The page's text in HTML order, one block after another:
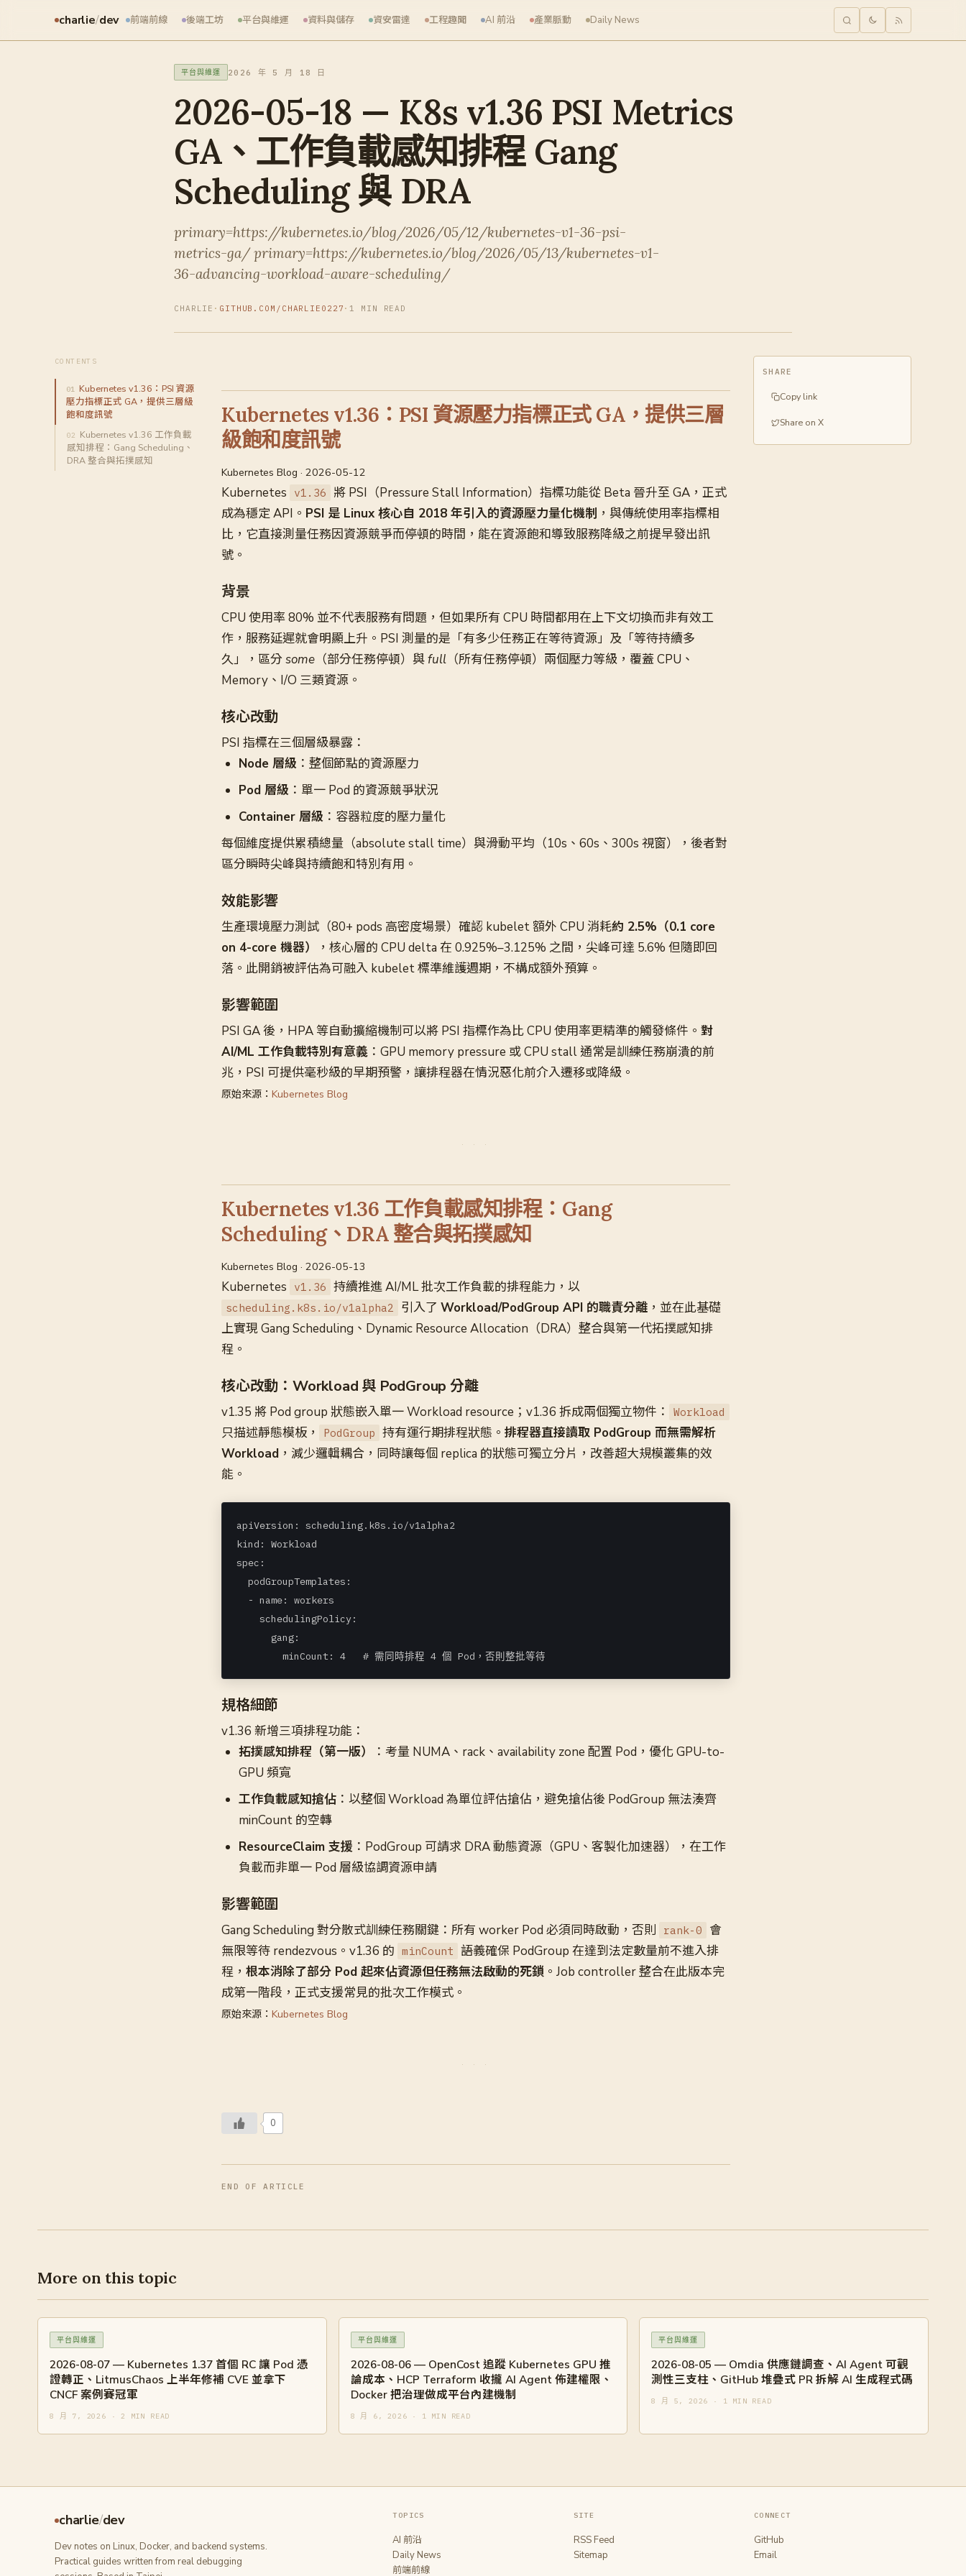
charlie/dev 前端前線 後端工坊 平台與維運 資料與儲存 資安雷達 工程趣聞 AI 前沿 產業脈動 Daily News
平台與維運 2026 年 5 月 18 日
2026-05-18 — K8s v1.36 PSI Metrics
GA、工作負載感知排程 Gang
Scheduling 與 DRA
primary=https://kubernetes.io/blog/2026/05/12/kubernetes-v1-36-psi-
metrics-ga/ primary=https://kubernetes.io/blog/2026/05/13/kubernetes-v1-
36-advancing-workload-aware-scheduling/
CHARLIE · GITHUB.COM/CHARLIE0227 · 1 MIN READ
CONTENTS
Kubernetes v1.36：PSI 資源
壓力指標正式 GA，提供三層級
飽和度訊號
Kubernetes v1.36 工作負載
感知排程：Gang Scheduling、
DRA 整合與拓撲感知
Kubernetes v1.36：PSI 資源壓力指標正式 GA，提供三層
級飽和度訊號
Kubernetes Blog · 2026-05-12
Kubernetes v1.36
將 PSI（Pressure Stall Information）指標功能從 Beta 晉升至 GA，正式
成為穩定 API。 PSI 是 Linux 核心自 2018 年引入的資源壓力量化機制 ，與傳統使用率指標相
比，它直接測量任務因資源競爭而停頓的時間，能在資源飽和導致服務降級之前提早發出訊
號。
背景
CPU 使用率 80% 並不代表服務有問題，但如果所有 CPU 時間都用在上下文切換而非有效工
作，服務延遲就會明顯上升。PSI 測量的是「有多少任務正在等待資源」及「等待持續多
久」，區分 some （部分任務停頓）與full （所有任務停頓）兩個壓力等級，覆蓋 CPU、
Memory、I/O 三類資源。
核心改動
PSI 指標在三個層級暴露：
Node 層級 ：整個節點的資源壓力
Pod 層級 ：單一 Pod 的資源競爭狀況
Container 層級 ：容器粒度的壓力量化
每個維度提供累積總量（absolute stall time）與滑動平均（10s、60s、300s 視窗），後者對
區分瞬時尖峰與持續飽和特別有用。
效能影響
生產環境壓力測試（80+ pods 高密度場景）確認 kubelet 額外 CPU 消耗約 2.5%（0.1 core
on 4-core 機器）
，核心層的 CPU delta 在 0.925%–3.125% 之間，尖峰可達 5.6% 但隨即回
落。此開銷被評估為可融入 kubelet 標準維護週期，不構成額外預算。
影響範圍
PSI GA 後，HPA 等自動擴縮機制可以將 PSI 指標作為比 CPU 使用率更精準的觸發條件。 對
AI/ML 工作負載特別有意義 ：GPU memory pressure 或 CPU stall 通常是訓練任務崩潰的前
兆，PSI 可提供毫秒級的早期預警，讓排程器在情況惡化前介入遷移或降級。
原始來源： Kubernetes Blog
Kubernetes v1.36 工作負載感知排程：Gang
Scheduling、DRA 整合與拓撲感知
Kubernetes Blog · 2026-05-13
Kubernetes v1.36 持續推進 AI/ML 批次工作負載的排程能力，以
scheduling.k8s.io/v1alpha2 引入了 Workload/PodGroup API 的職責分離 ，並在此基礎
上實現 Gang Scheduling、Dynamic Resource Allocation（DRA）整合與第一代拓撲感知排
程。
核心改動：Workload 與 PodGroup 分離
v1.35 將 Pod group 狀態嵌入單一 Workload resource；v1.36 拆成兩個獨立物件： Workload
只描述靜態模板， PodGroup 持有運行期排程狀態。 排程器直接讀取 PodGroup 而無需解析
Workload ，減少邏輯耦合，同時讓每個 replica 的狀態可獨立分片，改善超大規模叢集的效
能。
apiVersion: scheduling.k8s.io/v1alpha2
kind: Workload
spec:
  podGroupTemplates:
  - name: workers
    schedulingPolicy:
      gang:
        minCount: 4   # 需同時排程 4 個 Pod，否則整批等待
規格細節
v1.36 新增三項排程功能：
拓撲感知排程（第一版）
：考量 NUMA、rack、availability zone 配置 Pod，優化 GPU-to-
GPU 頻寬
工作負載感知搶佔 ：以整個 Workload 為單位評估搶佔，避免搶佔後 PodGroup 無法湊齊
minCount 的空轉
ResourceClaim 支援 ：PodGroup 可請求 DRA 動態資源（GPU、客製化加速器），在工作
負載而非單一 Pod 層級協調資源申請
影響範圍
Gang Scheduling 對分散式訓練任務關鍵：所有 worker Pod 必須同時啟動，否則 rank-0
會
無限等待 rendezvous。v1.36 的 minCount 語義確保 PodGroup 在達到法定數量前不進入排
程， 根本消除了部分 Pod 起來佔資源但任務無法啟動的死鎖 。Job controller 整合在此版本完
成第一階段，正式支援常見的批次工作模式。
原始來源： Kubernetes Blog
0
END OF ARTICLE
SHARE
Copy link
Share on X
More on this topic
平台與維運
2026-08-07 — Kubernetes 1.37 首個 RC 讓 Pod 憑
證轉正、LitmusChaos 上半年修補 CVE 並拿下
CNCF 案例賽冠軍
8 月 7, 2026 · 2 MIN READ
平台與維運
2026-08-06 — OpenCost 追蹤 Kubernetes GPU 推
論成本、HCP Terraform 收攏 AI Agent 佈建權限、
Docker 把治理做成平台內建機制
8 月 6, 2026 · 1 MIN READ
平台與維運
2026-08-05 — Omdia 供應鏈調查、AI Agent 可觀
測性三支柱、GitHub 堆疊式 PR 拆解 AI 生成程式碼
8 月 5, 2026 · 1 MIN READ
charlie/dev
Dev notes on Linux, Docker, and backend systems.
Practical guides written from real debugging
TOPICS
AI 前沿
Daily News
前端前線
SITE
RSS Feed
Sitemap
CONNECT
GitHub
Email